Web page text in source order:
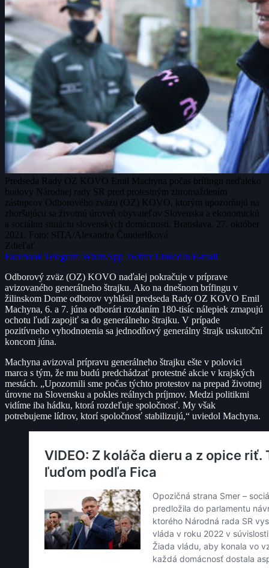
Predseda Rady OZ KOVO Emil Machyna počas brífingu neďaleko
budovy Národnej rady SR pred protestným zhromaždením
zástupcov Odborového zväzu (OZ) KOVO, ktorým upozorňujú na
zhoršujúcu sa životnú úroveň obyvateľov Slovenska a ekonomickú
a sociálnu situáciu slovenských domácností. Bratislava, 27. október
2021. Foto: SITA/Alexandra Čunderlíková
Zdieľať
Facebook Telegram WhatsApp Twitter LinkedIn E-mail
Odborový zväz (OZ) KOVO naďalej pokračuje v príprave
avizovaného generálneho štrajku. Ako na dnešnom brífingu v
žilinskom Dome odborov vyhlásil predseda Rady OZ KOVO Emil
Machyna, 6. a 7. júna odborári rozdaním 180-tisíc nálepiek zmapujú
ochotu ľudí zapojiť sa do generálneho štrajku. V prípade
pozitívneho vyhodnotenia sa jednodňový generálny štrajk uskutoční
koncom júna.
Machyna avizoval prípravu generálneho štrajku ešte v polovici
marca s tým, že mu budú predchádzať protestné akcie v krajských
mestách. „Upozornili sme počas týchto protestov na prepad životnej
úrovne na Slovensku a pokles reálnych príjmov. Medzi politikmi
vidíme iba hádku, ktorá rozdeľuje spoločnosť. My však
potrebujeme lídrov, ktorí spoločnosť stabilizujú,“ uviedol Machyna.